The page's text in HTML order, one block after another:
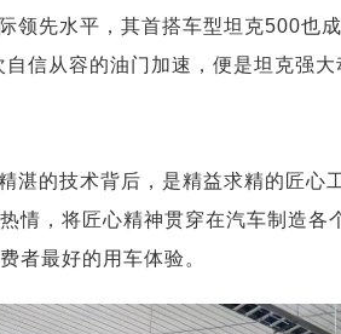
领先水平，其首搭车型坦克500也
信从容的油门加速，便是坦克强大
湛的技术背后，是精益求精的匠心
情，将匠心精神贯穿在汽车制造各
者最好的用车体验。